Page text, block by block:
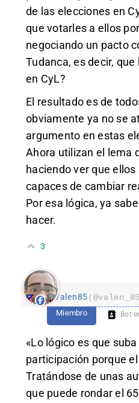
de las elecciones en
que votarles a ellos
negociando un pacto
Tudanca, es decir,
en CyL?
El resultado es de
obviamente ya no se
argumento en estas
Ahora utilizan el lema
haciendo ver que
capaces de cambiar
Por esa lógica, ya
hacer.
3
Valen85
Miembro Bot
«Lo lógico es que
participación porque
Tratándose de unas
que puede rondar el